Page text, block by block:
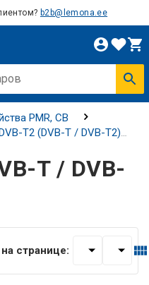
b2b@lemona.ee
PMR, CB
T2 (DVB-T / DVB-T2)
T / DVB-
странице: